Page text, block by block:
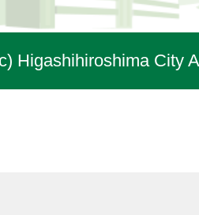
Higashihiroshima City